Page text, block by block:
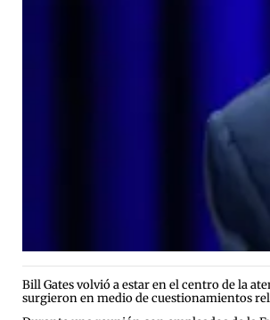
Bill Gates volvió a estar en el centro de la
surgieron en medio de cuestionamientos